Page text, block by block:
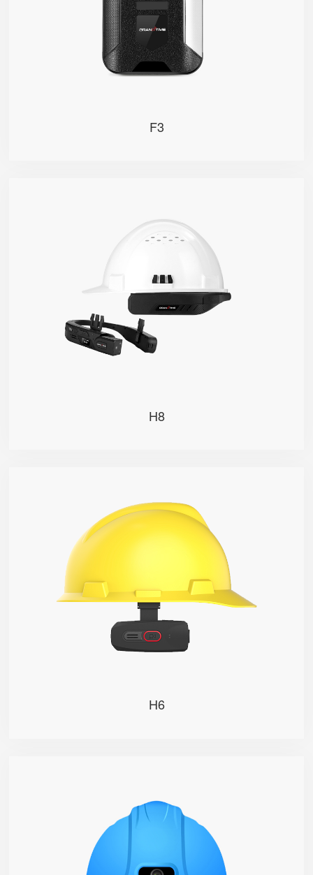
F3
H8
集，解放作业人员双手； 搭载实力强劲的八核处理器，
创新融合AI人工智能， 基于深度学习智能辅助现场作
业，可精准快速智能识别人脸； 实时全程高清视频记
录，还原真实作业现场，画面流畅清晰； 支持实时语
音、视频呼叫及多方视频会议，实现互联互通， 让前端
现场作业更智能，后端管理更科学、更高效。
H6
采用分体式设计，适配标准安全帽，节省成本， 一键操
作信息采集，解放作业人员双手
能实现15大功能于一体，并能根据企业个性化需求，提
供专属定制，以解决安全生产现场作业过程中的问题为
宗旨，让前端现场作业更智能安全，让后端项目管理更